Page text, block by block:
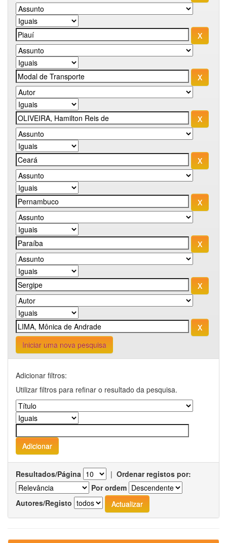
Iniciar uma nova pesquisa
Adicionar filtros:
Utilizar filtros para refinar o resultado da pesquisa.
Resultados/Página | Ordenar registos por:
Por ordem
Autores/Registo